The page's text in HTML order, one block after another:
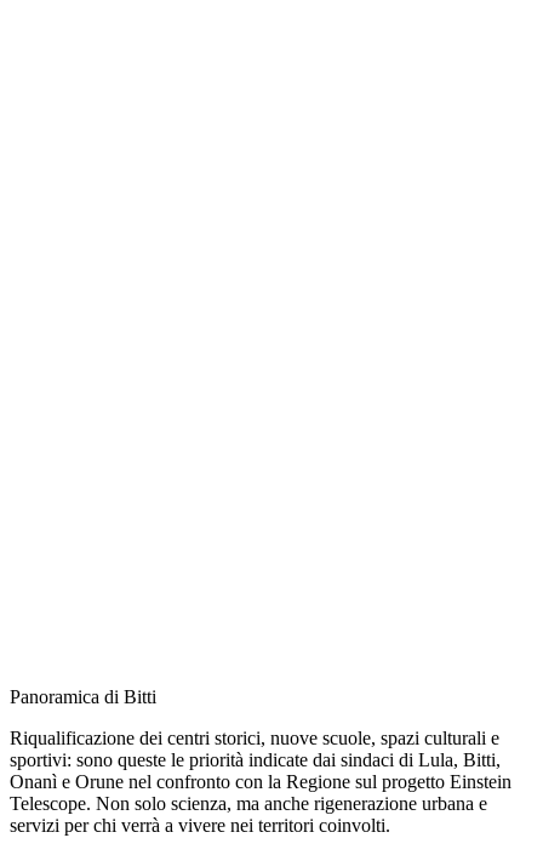
Panoramica di Bitti
Riqualificazione dei centri storici, nuove scuole, spazi culturali e
sportivi: sono queste le priorità indicate dai sindaci di Lula, Bitti,
Onanì e Orune nel confronto con la Regione sul progetto Einstein
Telescope. Non solo scienza, ma anche rigenerazione urbana e
servizi per chi verrà a vivere nei territori coinvolti.